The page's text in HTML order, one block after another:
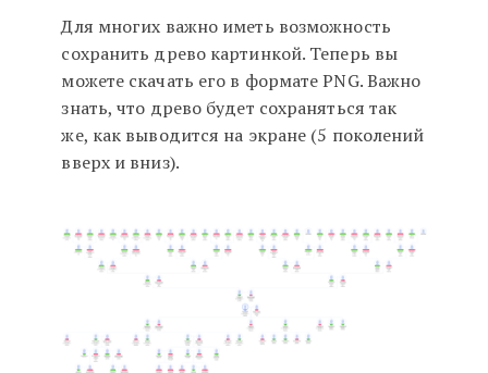
Для многих важно иметь возможность
сохранить древо картинкой. Теперь вы
можете скачать его в формате PNG. Важно
знать, что древо будет сохраняться так
же, как выводится на экране (5 поколений
вверх и вниз).